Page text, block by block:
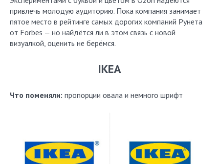
привлечь молодую аудиторию. Пока компания занимает
пятое место в рейтинге самых дорогих компаний Рунета
от Forbes — но найдётся ли в этом связь с новой
визуалкой, оценить не берёмся.
IKEA
Что поменяли: пропорции овала и немного шрифт